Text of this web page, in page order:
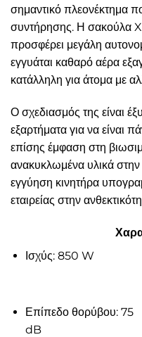
σημαντικό πλεονέκτημα
συντήρησης. Η σακούλα
προσφέρει μεγάλη
εγγυάται καθαρό αέρα
κατάλληλη για άτομα με
Ο σχεδιασμός της είναι
εξαρτήματα για να είναι
επίσης έμφαση στη
ανακυκλωμένα υλικά
εγγύηση κινητήρα
εταιρείας στην
Ισχύς: 850 W
Επίπεδο θορύβου: 75
dB